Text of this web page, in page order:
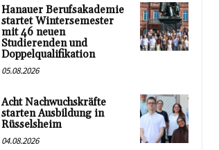
Hanauer Berufsakademie
startet Wintersemester
mit 46 neuen
Studierenden und
Doppelqualifikation
05.08.2026
Acht Nachwuchskräfte
starten Ausbildung in
Rüsselsheim
04.08.2026